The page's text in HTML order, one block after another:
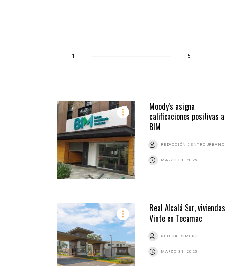
1 5
Moody’s asigna
calificaciones positivas a
BIM
REDACCIÓN CENTRO URBANO
MARZO 31, 2025
Real Alcalá Sur, viviendas
Vinte en Tecámac
REBECA ROMERO
MARZO 31, 2025